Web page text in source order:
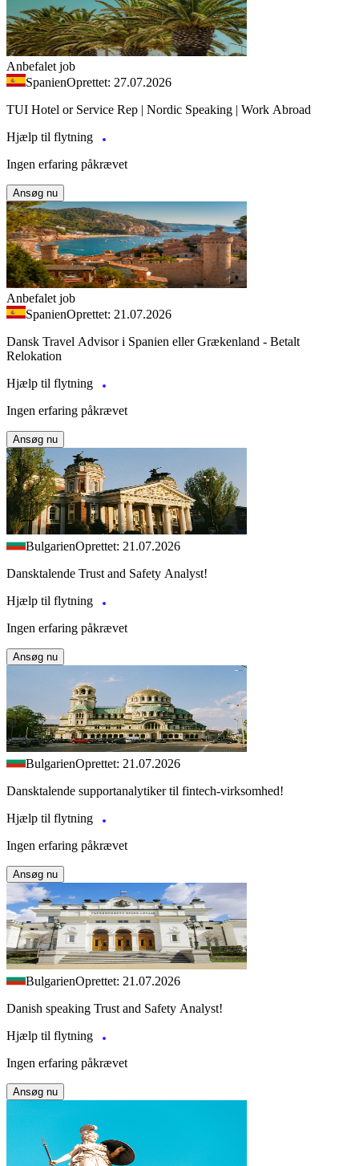
Anbefalet job
SpanienOprettet: 27.07.2026
TUI Hotel or Service Rep | Nordic Speaking | Work Abroad
Hjælp til flytning
Ingen erfaring påkrævet
Ansøg nu
Anbefalet job
SpanienOprettet: 21.07.2026
Dansk Travel Advisor i Spanien eller Grækenland - Betalt
Relokation
Hjælp til flytning
Ingen erfaring påkrævet
Ansøg nu
BulgarienOprettet: 21.07.2026
Dansktalende Trust and Safety Analyst!
Hjælp til flytning
Ingen erfaring påkrævet
Ansøg nu
BulgarienOprettet: 21.07.2026
Dansktalende supportanalytiker til fintech-virksomhed!
Hjælp til flytning
Ingen erfaring påkrævet
Ansøg nu
BulgarienOprettet: 21.07.2026
Danish speaking Trust and Safety Analyst!
Hjælp til flytning
Ingen erfaring påkrævet
Ansøg nu